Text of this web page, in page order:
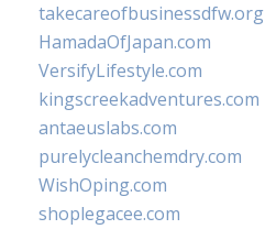
takecareofbusinessdfw.org
HamadaOfJapan.com
VersifyLifestyle.com
kingscreekadventures.com
antaeuslabs.com
purelycleanchemdry.com
WishOping.com
shoplegacee.com